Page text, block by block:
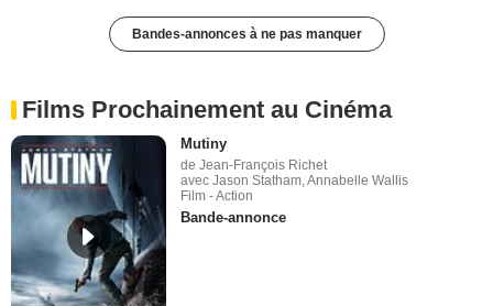
Bandes-annonces à ne pas manquer
Films Prochainement au Cinéma
Mutiny
de Jean-François Richet
avec Jason Statham, Annabelle Wallis
Film - Action
Bande-annonce